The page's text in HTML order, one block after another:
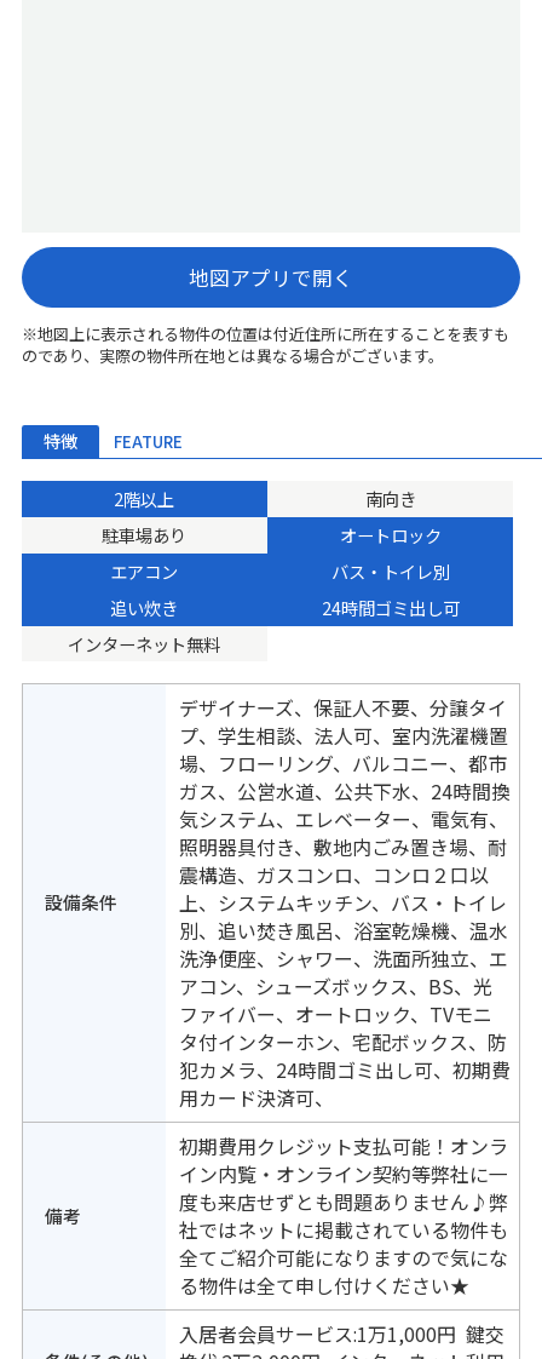
地図アプリで開く
※地図上に表示される物件の位置は付近住所に所在することを表すも
のであり、実際の物件所在地とは異なる場合がございます。
特徴 FEATURE
2階以上
南向き
駐車場あり
オートロック
エアコン
バス・トイレ別
追い炊き
24時間ゴミ出し可
インターネット無料
設備条件
デザイナーズ、保証人不要、分譲タイ
プ、学生相談、法人可、室内洗濯機置
場、フローリング、バルコニー、都市
ガス、公営水道、公共下水、24時間換
気システム、エレベーター、電気有、
照明器具付き、敷地内ごみ置き場、耐
震構造、ガスコンロ、コンロ２口以
上、システムキッチン、バス・トイレ
別、追い焚き風呂、浴室乾燥機、温水
洗浄便座、シャワー、洗面所独立、エ
アコン、シューズボックス、BS、光
ファイバー、オートロック、TVモニ
タ付インターホン、宅配ボックス、防
犯カメラ、24時間ゴミ出し可、初期費
用カード決済可、
備考
初期費用クレジット支払可能！オンラ
イン内覧・オンライン契約等弊社に一
度も来店せずとも問題ありません♪弊
社ではネットに掲載されている物件も
全てご紹介可能になりますので気にな
る物件は全て申し付けください★
入居者会員サービス:1万1,000円 鍵交